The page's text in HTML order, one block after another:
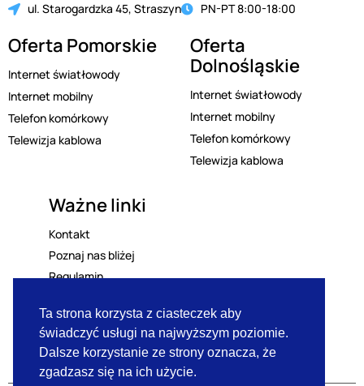
ul. Starogardzka 45, Straszyn
PN-PT 8:00-18:00
Oferta Pomorskie
Internet światłowody
Internet mobilny
Telefon komórkowy
Telewizja kablowa
Oferta
Dolnośląskie
Internet światłowody
Internet mobilny
Telefon komórkowy
Telewizja kablowa
Ważne linki
Kontakt
Poznaj nas bliżej
Regulamin
Lista mailingowa
RODO
Ta strona korzysta z ciasteczek aby
świadczyć usługi na najwyższym poziomie.
Dalsze korzystanie ze strony oznacza, że
zgadzasz się na ich użycie.